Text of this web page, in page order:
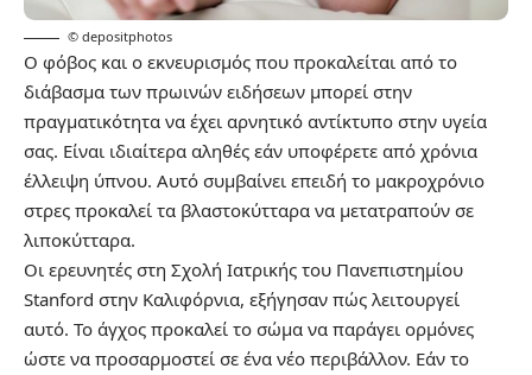
© depositphotos
Ο φόβος και ο εκνευρισμός που προκαλείται από το
διάβασμα των πρωινών ειδήσεων μπορεί στην
πραγματικότητα να έχει αρνητικό αντίκτυπο στην υγεία
σας. Είναι ιδιαίτερα αληθές εάν υποφέρετε από χρόνια
έλλειψη ύπνου. Αυτό συμβαίνει επειδή το μακροχρόνιο
στρες προκαλεί τα βλαστοκύτταρα να μετατραπούν σε
λιποκύτταρα.
Οι ερευνητές στη Σχολή Ιατρικής του Πανεπιστημίου
Stanford στην Καλιφόρνια, εξήγησαν πώς λειτουργεί
αυτό. Το άγχος προκαλεί το σώμα να παράγει ορμόνες
ώστε να προσαρμοστεί σε ένα νέο περιβάλλον. Εάν το